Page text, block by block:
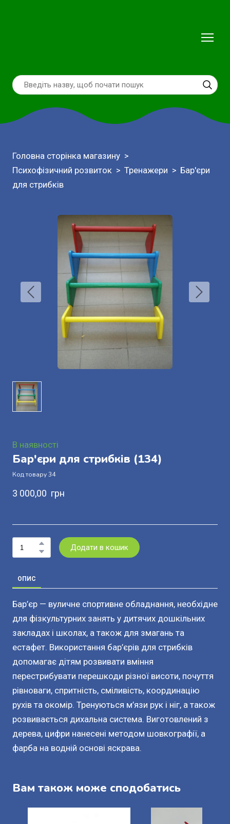
Головна сторінка магазину
Психофізичний розвиток
Тренажери
Бар'єри
для стрибків
В наявності
Бар'єри для стрибків (134)
Код товару 34
3 000,00  грн
Додати в кошик
ОПИС
Бар’єр — вуличне спортивне обладнання, необхідне
для фізкультурних занять у дитячих дошкільних
закладах і школах, а також для змагань та
естафет. Використання бар’єрів для стрибків
допомагає дітям розвивати вміння
перестрибувати перешкоди різної висоти, почуття
рівноваги, спритність, сміливість, координацію
рухів та окомір. Тренуються м’язи рук і ніг, а також
розвивається дихальна система. Виготовлений з
дерева, цифри нанесені методом шовкографії, а
фарба на водній основі яскрава.
Вам також може сподобатись